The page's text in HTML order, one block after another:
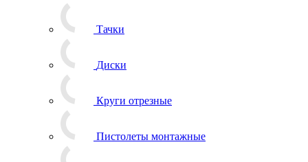
Тачки
Диски
Круги отрезные
Пистолеты монтажные